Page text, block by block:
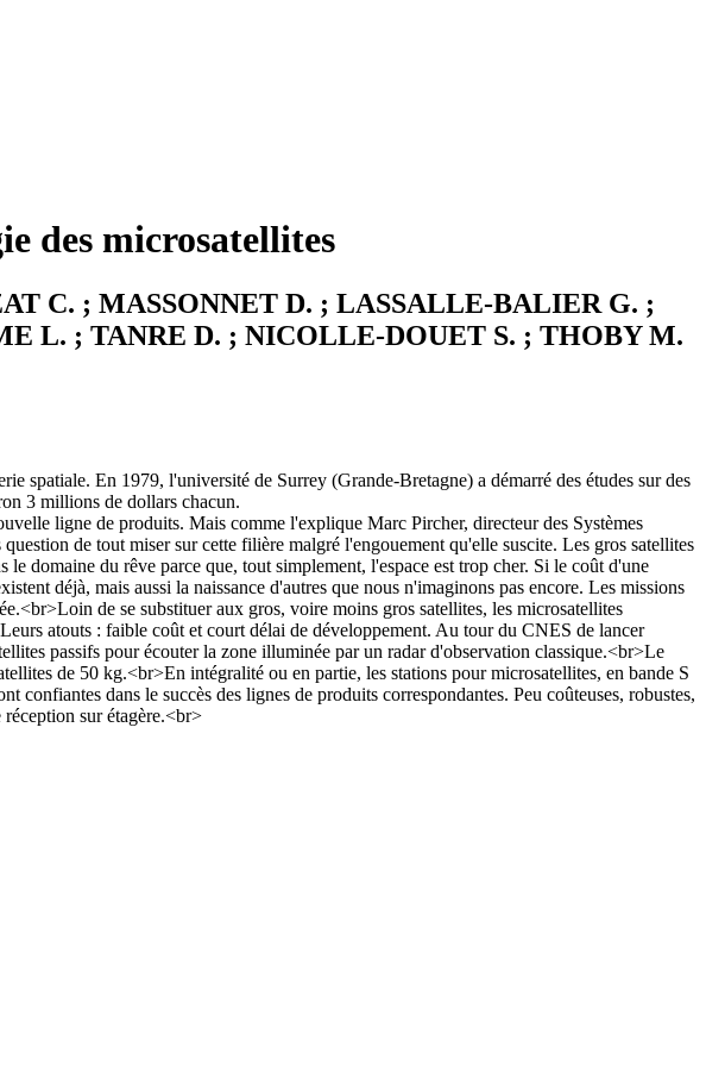
des microsatellites
C. ; MASSONNET D. ; LASSALLE-BALIER G. ;
L. ; TANRE D. ; NICOLLE-DOUET S. ; THOBY M.
spatiale. En 1979, l'université de Surrey (Grande-Bretagne) a démarré des études sur des
3 millions de dollars chacun.
ligne de produits. Mais comme l'explique Marc Pircher, directeur des Systèmes
de tout miser sur cette filière malgré l'engouement qu'elle suscite. Les gros satellites
domaine du rêve parce que, tout simplement, l'espace est trop cher. Si le coût d'une
déjà, mais aussi la naissance d'autres que nous n'imaginons pas encore. Les missions
de se substituer aux gros, voire moins gros satellites, les microsatellites
atouts : faible coût et court délai de développement. Au tour du CNES de lancer
passifs pour écouter la zone illuminée par un radar d'observation classique.<br>Le
de 50 kg.<br>En intégralité ou en partie, les stations pour microsatellites, en bande S
dans le succès des lignes de produits correspondantes. Peu coûteuses, robustes,
sur étagère.<br>